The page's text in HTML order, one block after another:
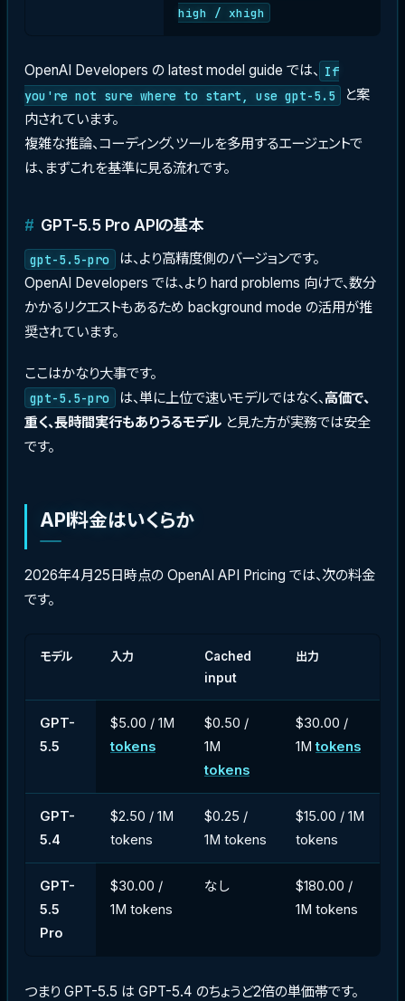
high / xhigh
OpenAI Developers の latest model guide では、 If
you're not sure where to start, use gpt-5.5
と案
内されています。
複雑な推論、コーディング、ツールを多用するエージェントで
は、まずこれを基準に見る流れです。
GPT-5.5 Pro APIの基本
gpt-5.5-pro
は、より高精度側のバージョンです。
OpenAI Developers では、より hard problems 向けで、数分
かかるリクエストもあるため background mode の活用が推
奨されています。
ここはかなり大事です。
gpt-5.5-pro は、単に上位で速いモデルではなく、高価で、
重く、長時間実行もありうるモデル と見た方が実務では安全
です。
API料金はいくらか
2026年4月25日時点の OpenAI API Pricing では、次の料金
です。
モデル 入力
Cached
input
出力
GPT-
5.5
$5.00 / 1M
tokens
$0.50 /
1M
tokens
$30.00 /
1Mtokens
GPT-
5.4
$2.50 / 1M
tokens
$0.25 /
1M tokens
$15.00 / 1M
tokens
GPT-
5.5
Pro
$30.00 /
1M tokens
なし
$180.00 /
1M tokens
つまり GPT-5.5 は GPT-5.4 のちょうど2倍の単価帯です。